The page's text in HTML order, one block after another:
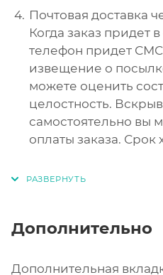
Почтовая доставка
Когда заказ придет
телефон придет
извещение о
можете оценить
целостность.
самостоятельно вы
оплаты заказа. Срок
Дополнительно
Дополнительная